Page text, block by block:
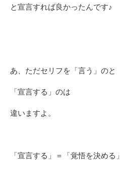
と宣言すれば良かったんです♪
あ、ただセリフを「言う」のと
「宣言する」のは
違いますよ。
「宣言する」＝「覚悟を決める」